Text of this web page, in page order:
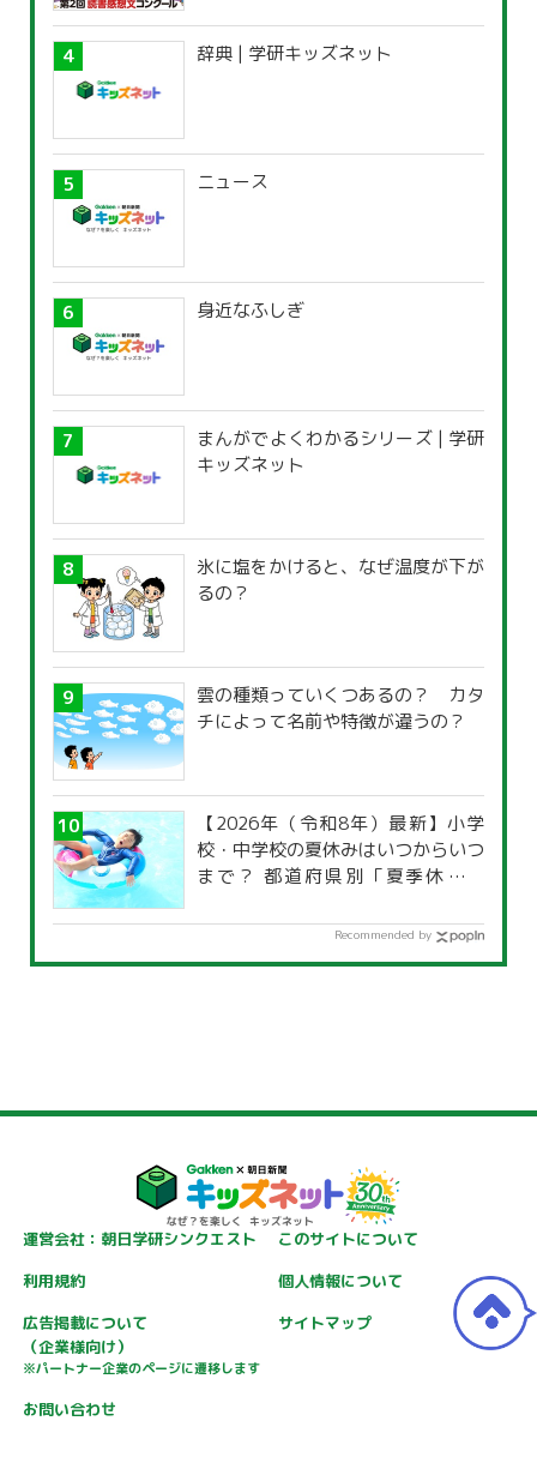
辞典 | 学研キッズネット
ニュース
身近なふしぎ
まんがでよくわかるシリーズ | 学研
キッズネット
氷に塩をかけると、なぜ温度が下が
るの？
雲の種類っていくつあるの？ カタ
チによって名前や特徴が違うの？
【2026年（令和8年）最新】小学
校・中学校の夏休みはいつからいつ
まで？ 都道府県別「夏季休暇一
Recommended by
運営会社：朝日学研シンクエスト
このサイトについて
利用規約
個人情報について
広告掲載について
（企業様向け）
※パートナー企業のページに遷移します
サイトマップ
お問い合わせ